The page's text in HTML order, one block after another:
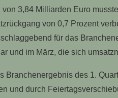
von 3,84 Milliarden Euro
von 0,7 Prozent
für das
und im März, die sich
Branchenergebnis des 1.
und durch